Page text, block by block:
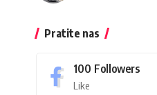
Pratite nas
100 Followers
Like